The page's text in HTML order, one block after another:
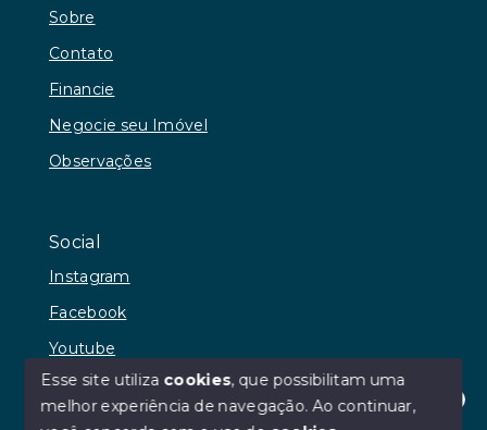
Sobre
Contato
Financie
Negocie seu Imóvel
Observações
Social
Instagram
Facebook
Youtube
Olá! Estamos disponíveis para te ajudar.
Esse site utiliza cookies, que possibilitam uma
melhor experiência de navegação.Ao continuar,